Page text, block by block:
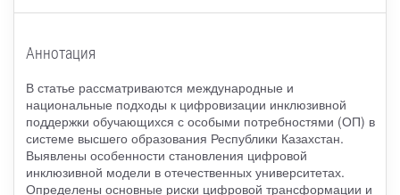
Аннотация
В статье рассматриваются международные и
национальные подходы к цифровизации инклюзивной
поддержки обучающихся с особыми потребностями (ОП) в
системе высшего образования Республики Казахстан.
Выявлены особенности становления цифровой
инклюзивной модели в отечественных университетах.
Определены основные риски цифровой трансформации и